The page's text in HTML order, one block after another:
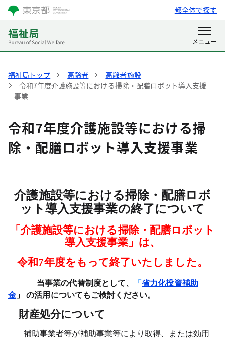
都全体で探す
福祉局トップ 高齢者
高齢者施設
令和7年度介護施設等における掃除・配膳ロボット導入支援
事業
令和7年度介護施設等における掃
除・配膳ロボット導入支援事業
介護施設等における掃除・配膳ロボ
ット導入支援事業の終了について
「介護施設等における掃除・配膳ロボット
導入支援事業」は、
令和7年度をもって終了いたしました。
当事業の代替制度として、 「省力化投資補助
金 」 の活用についてもご検討ください。
財産処分について
補助事業者等が補助事業等により取得、または効用